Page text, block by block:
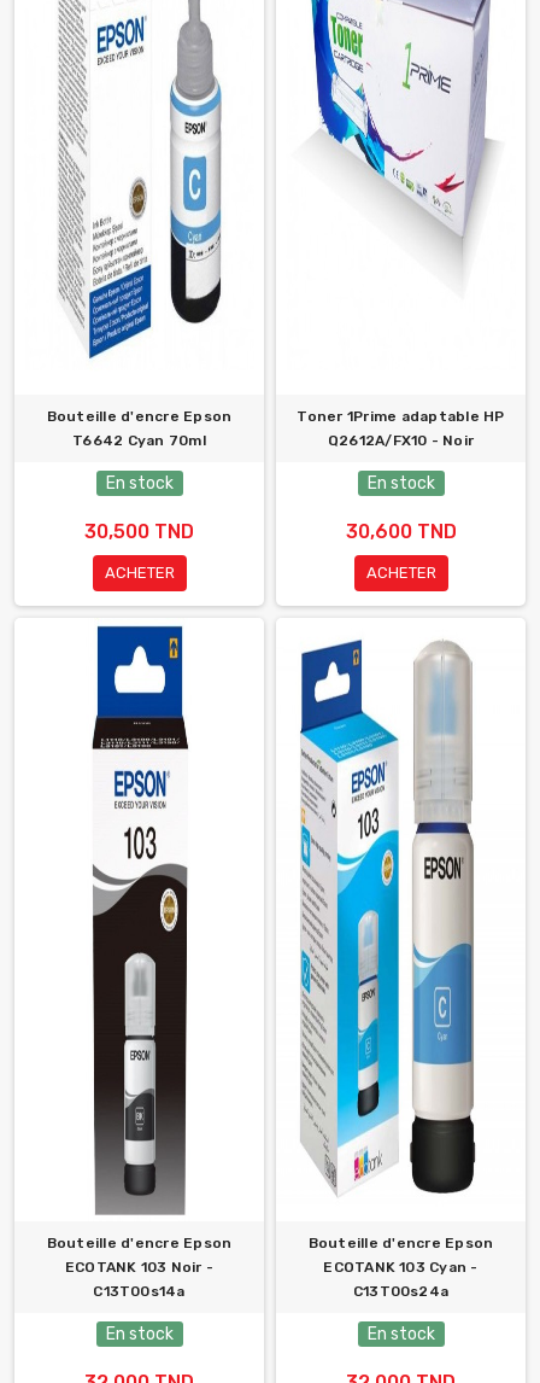
Bouteille d'encre Epson
T6642 Cyan 70ml
En stock
30,500 TND
ACHETER
Toner 1Prime adaptable HP
Q2612A/FX10 - Noir
En stock
30,600 TND
ACHETER
Bouteille d'encre Epson
ECOTANK 103 Noir -
C13T00s14a
En stock
Bouteille d'encre Epson
ECOTANK 103 Cyan -
C13T00s24a
En stock